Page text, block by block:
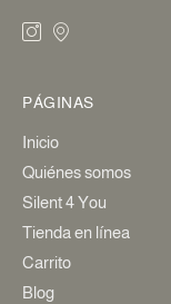
PÁGINAS
Inicio
Quiénes somos
Silent 4 You
Tienda en línea
Carrito
Blog